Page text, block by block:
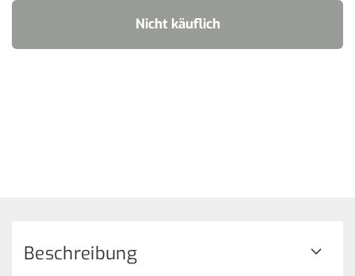
Beschreibung